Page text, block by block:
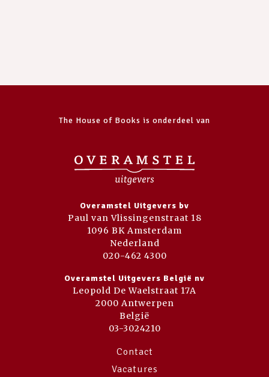
The House of Books is onderdeel van
Overamstel Uitgevers bv
Paul van Vlissingenstraat 18
1096 BK Amsterdam
Nederland
020-462 4300
Overamstel Uitgevers België nv
Leopold De Waelstraat 17A
2000 Antwerpen
België
03-3024210
Contact
Vacatures